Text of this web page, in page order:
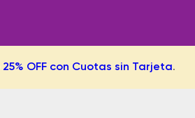
25% OFF con Cuotas sin Tarjeta.